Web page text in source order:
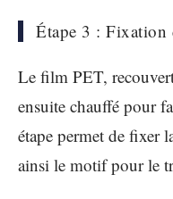
Étape 3 : Fixation
Le film PET,
ensuite chauffé pour
étape permet de fixer
ainsi le motif pour le